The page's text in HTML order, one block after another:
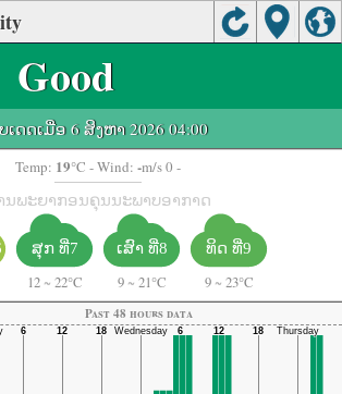
Good
ເດດເມື່ອ 6 ສິງຫາ 2026 04:00
Temp: 19°C - Wind: -m/s 0 -
ນພະຍາກອນຄຸນນະພາບອາກາດ
ສຸກ ທີ່7
12 ~ 22°C
ເສົາ ທີ່8
9 ~ 21°C
ທິດ ທີ່9
9 ~ 23°C
Past 48 hours data